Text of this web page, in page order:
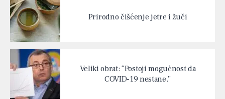
Prirodno čišćenje jetre i žuči
Veliki obrat: “Postoji mogućnost da
COVID-19 nestane.”